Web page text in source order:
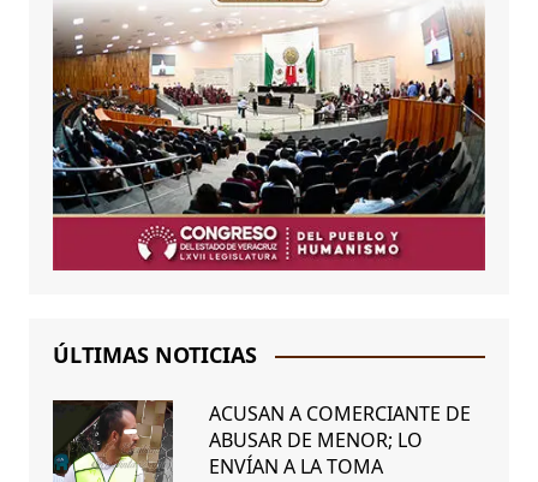
ÚLTIMAS NOTICIAS
ACUSAN A COMERCIANTE DE
ABUSAR DE MENOR; LO
ENVÍAN A LA TOMA